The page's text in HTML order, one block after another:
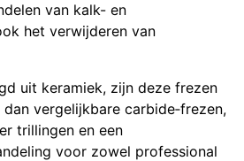
van kalk- en
het verwijderen van
uit keramiek, zijn deze frezen
vergelijkbare carbide‑frezen,
trillingen en een
voor zowel professional